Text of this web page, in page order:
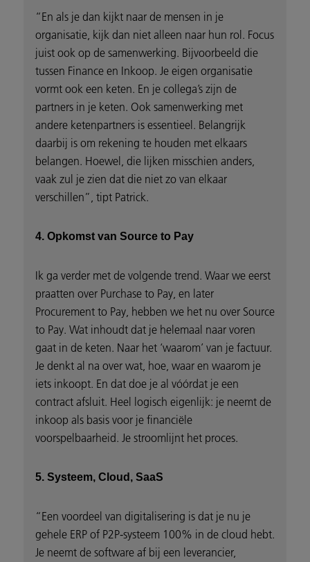
“En als je dan kijkt naar de mensen in je
organisatie, kijk dan niet alleen naar hun rol. Focus
juist ook op de samenwerking. Bijvoorbeeld die
tussen Finance en Inkoop. Je eigen organisatie
vormt ook een keten. En je collega’s zijn de
partners in je keten. Ook samenwerking met
andere ketenpartners is essentieel. Belangrijk
daarbij is om rekening te houden met elkaars
belangen. Hoewel, die lijken misschien anders,
vaak zul je zien dat die niet zo van elkaar
verschillen”, tipt Patrick.
4. Opkomst van Source to Pay
Ik ga verder met de volgende trend. Waar we eerst
praatten over Purchase to Pay, en later
Procurement to Pay, hebben we het nu over Source
to Pay. Wat inhoudt dat je helemaal naar voren
gaat in de keten. Naar het ‘waarom’ van je factuur.
Je denkt al na over wat, hoe, waar en waarom je
iets inkoopt. En dat doe je al vóórdat je een
contract afsluit. Heel logisch eigenlijk: je neemt de
inkoop als basis voor je financiële
voorspelbaarheid. Je stroomlijnt het proces.
5. Systeem, Cloud, SaaS
“Een voordeel van digitalisering is dat je nu je
gehele ERP of P2P-systeem 100% in de cloud hebt.
Je neemt de software af bij een leverancier,